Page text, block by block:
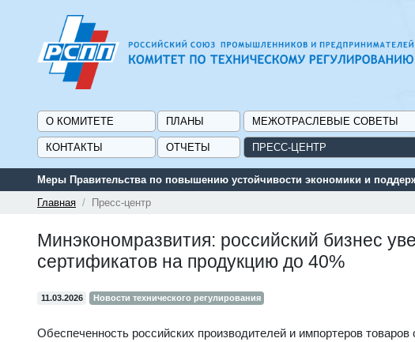
О КОМИТЕТЕ ПЛАНЫ МЕЖОТРАСЛЕВЫЕ СОВЕТЫ
КОНТАКТЫ ОТЧЕТЫ ПРЕСС-ЦЕНТР
и поддержке граждан в условиях санкций
Главная
Пресс-центр
Минэкономразвития: российский бизнес
сертификатов на продукцию до 40%
11.03.2026 Новости технического регулирования
Обеспеченность российских производителей и импортеров